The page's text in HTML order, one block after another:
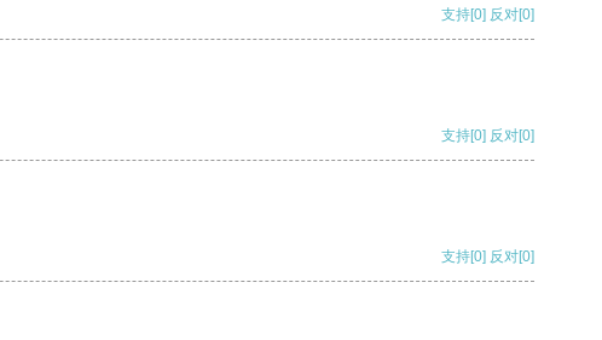
支持[0] 反对[0]
支持[0] 反对[0]
支持[0] 反对[0]